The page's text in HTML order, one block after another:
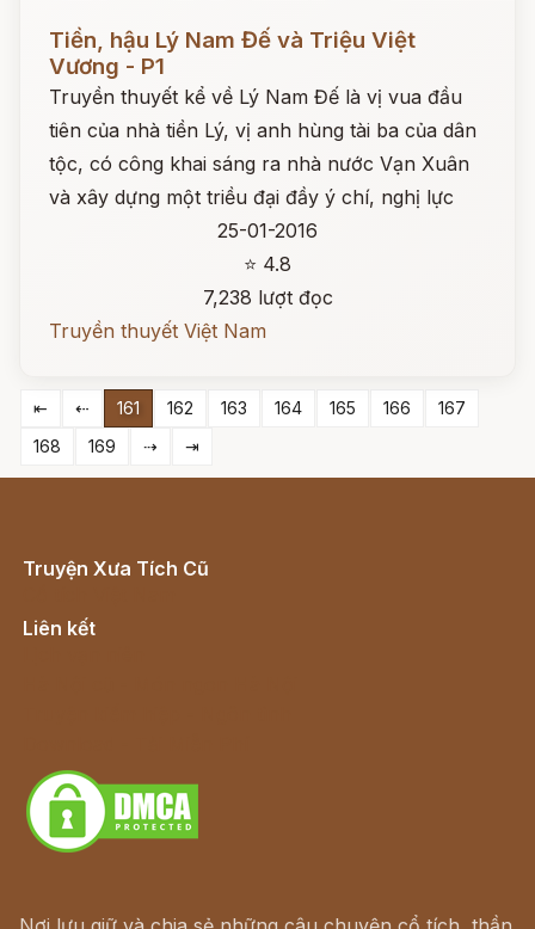
Đọc ngay
Tiền, hậu Lý Nam Đế và Triệu Việt
Vương - P1
Truyền thuyết kể về Lý Nam Đế là vị vua đầu
tiên của nhà tiền Lý, vị anh hùng tài ba của dân
tộc, có công khai sáng ra nhà nước Vạn Xuân
và xây dựng một triều đại đầy ý chí, nghị lực
25-01-2016
⭐ 4.8
7,238 lượt đọc
Truyền thuyết Việt Nam
⇤ ⇠ 161 162 163 164 165 166
167
168
169 ⇢ ⇥
Truyện Xưa Tích Cũ
Liên kết